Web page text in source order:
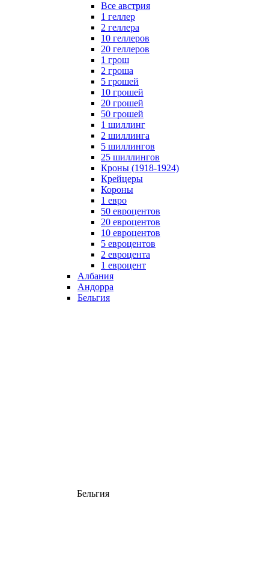
Все австрия
1 геллер
2 геллера
10 геллеров
20 геллеров
1 грош
2 гроша
5 грошей
10 грошей
20 грошей
50 грошей
1 шиллинг
2 шиллинга
5 шиллингов
25 шиллингов
Кроны (1918-1924)
Крейцеры
Короны
1 евро
50 евроцентов
20 евроцентов
10 евроцентов
5 евроцентов
2 евроцента
1 евроцент
Албания
Андорра
Бельгия
Бельгия